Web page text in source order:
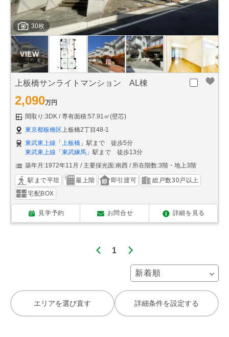
30枚
上板橋サンライトマンション AL棟
2,090万円
間取り:3DK
専有面積:57.91㎡(壁芯)
東京都板橋区上板橋2丁目48-1
東武東上線 「 上板橋 」駅まで 徒歩5分
東武東上線 「 東武練馬 」駅まで 徒歩13分
築年月:1972年11月
主要採光面:南西 所在階数:3階・地上3階
駅まで平坦 最上階 即引渡可
総戸数30戸以上
宅配BOX
見学予約 お問合せ 詳細を見る
1
エリアを選び直す 詳細条件を設定する